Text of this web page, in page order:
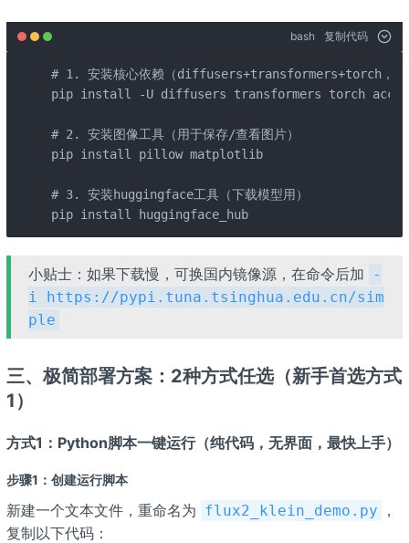
bash 复制代码
# 1. 安装核心依赖（diffusers+transformers+torch，自动
pip install -U diffusers transformers torch
# 2. 安装图像工具（用于保存/查看图片）
pip install pillow matplotlib
# 3. 安装huggingface工具（下载模型用）
pip install huggingface_hub
小贴士：如果下载慢，可换国内镜像源，在命令后加
-
i https://pypi.tuna.tsinghua.edu.cn/sim
ple
三、极简部署方案：2种方式任选（新手首选方式
1）
方式1：Python脚本一键运行（纯代码，无界面，最快上手）
步骤1：创建运行脚本
新建一个文本文件，重命名为 flux2_klein_demo.py
，
复制以下代码：